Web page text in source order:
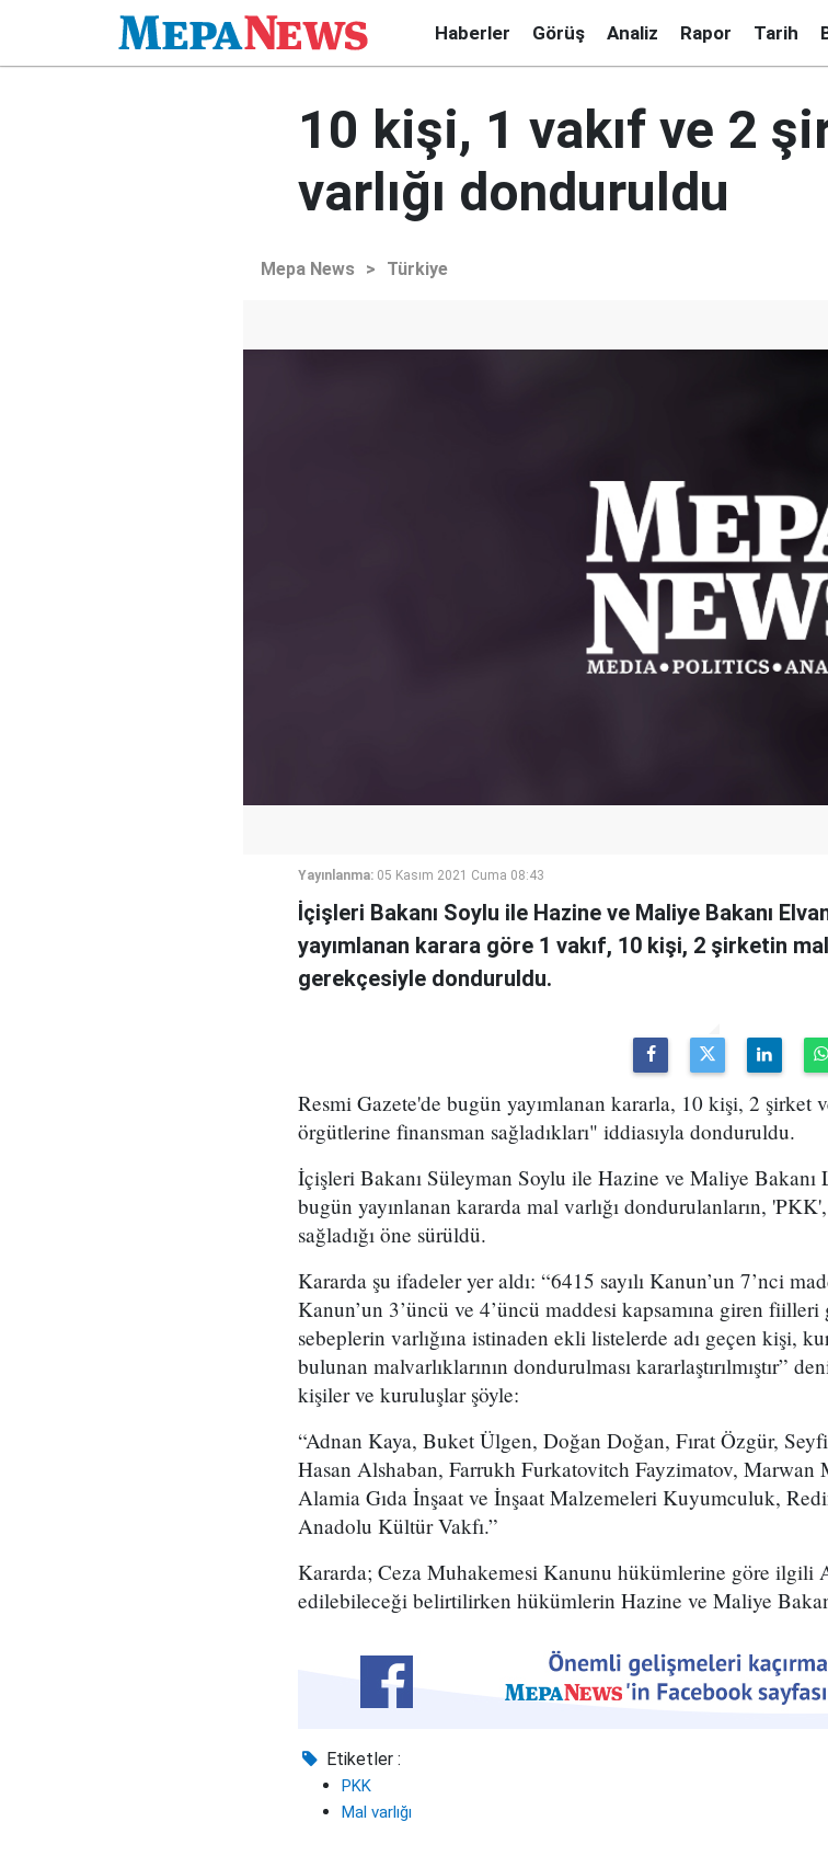
Haberler Görüş Analiz Rapor Tarih
10 kişi, 1 vakıf ve 2
varlığı donduruldu
Mepa News > Türkiye
Yayınlanma: 05 Kasım 2021 Cuma 08:43
İçişleri Bakanı Soylu ile Hazine ve Maliye Bakanı
yayımlanan karara göre 1 vakıf, 10 kişi, 2 şirketin
gerekçesiyle donduruldu.
Resmi Gazete'de bugün yayımlanan kararla, 10 kişi, 2 şirket
örgütlerine finansman sağladıkları" iddiasıyla donduruldu.
İçişleri Bakanı Süleyman Soylu ile Hazine ve Maliye Bakanı
bugün yayınlanan kararda mal varlığı dondurulanların,
sağladığı öne sürüldü.
Kararda şu ifadeler yer aldı: “6415 sayılı Kanun’un 7’nci
Kanun’un 3’üncü ve 4’üncü maddesi kapsamına giren
sebeplerin varlığına istinaden ekli listelerde adı geçen kişi,
bulunan malvarlıklarının dondurulması kararlaştırılmıştır”
kişiler ve kuruluşlar şöyle:
“Adnan Kaya, Buket Ülgen, Doğan Doğan, Fırat Özgür,
Hasan Alshaban, Farrukh Furkatovitch Fayzimatov,
Alamia Gıda İnşaat ve İnşaat Malzemeleri Kuyumculuk,
Anadolu Kültür Vakfı.”
Kararda; Ceza Muhakemesi Kanunu hükümlerine göre ilgili
edilebileceği belirtilirken hükümlerin Hazine ve Maliye
Etiketler :
PKK
Mal varlığı